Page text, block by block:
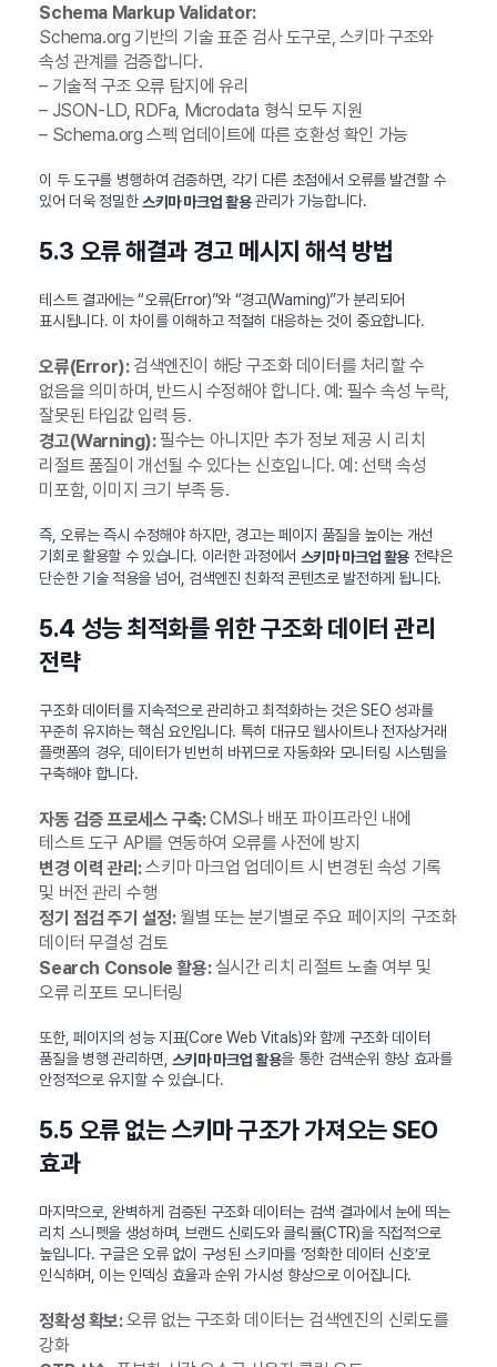
Schema Markup Validator:
Schema.org 기반의 기술 표준 검사 도구로, 스키마 구조와
속성 관계를 검증합니다.
– 기술적 구조 오류 탐지에 유리
– JSON-LD, RDFa, Microdata 형식 모두 지원
– Schema.org 스펙 업데이트에 따른 호환성 확인 가능
이 두 도구를 병행하여 검증하면, 각기 다른 초점에서 오류를 발견할 수
있어 더욱 정밀한스키마 마크업 활용관리가 가능합니다.
5.3 오류 해결과 경고 메시지 해석 방법
테스트 결과에는 “오류(Error)”와 “경고(Warning)”가 분리되어
표시됩니다. 이 차이를 이해하고 적절히 대응하는 것이 중요합니다.
오류(Error):검색엔진이 해당 구조화 데이터를 처리할 수
없음을 의미하며, 반드시 수정해야 합니다. 예: 필수 속성 누락,
잘못된 타입값 입력 등.
경고(Warning):필수는 아니지만 추가 정보 제공 시 리치
리절트 품질이 개선될 수 있다는 신호입니다. 예: 선택 속성
미포함, 이미지 크기 부족 등.
즉, 오류는 즉시 수정해야 하지만, 경고는 페이지 품질을 높이는 개선
기회로 활용할 수 있습니다. 이러한 과정에서 스키마 마크업 활용 전략은
단순한 기술 적용을 넘어, 검색엔진 친화적 콘텐츠로 발전하게 됩니다.
5.4 성능 최적화를 위한 구조화 데이터 관리
전략
구조화 데이터를 지속적으로 관리하고 최적화하는 것은 SEO 성과를
꾸준히 유지하는 핵심 요인입니다. 특히 대규모 웹사이트나 전자상거래
플랫폼의 경우, 데이터가 빈번히 바뀌므로 자동화와 모니터링 시스템을
구축해야 합니다.
자동 검증 프로세스 구축:CMS나 배포 파이프라인 내에
테스트 도구 API를 연동하여 오류를 사전에 방지
변경 이력 관리:스키마 마크업 업데이트 시 변경된 속성 기록
및 버전 관리 수행
정기 점검 주기 설정:월별 또는 분기별로 주요 페이지의 구조화
데이터 무결성 검토
Search Console 활용:실시간 리치 리절트 노출 여부 및
오류 리포트 모니터링
또한, 페이지의 성능 지표(Core Web Vitals)와 함께 구조화 데이터
품질을 병행 관리하면, 스키마 마크업 활용을 통한 검색순위 향상 효과를
안정적으로 유지할 수 있습니다.
5.5 오류 없는 스키마 구조가 가져오는 SEO
효과
마지막으로, 완벽하게 검증된 구조화 데이터는 검색 결과에서 눈에 띄는
리치 스니펫을 생성하며, 브랜드 신뢰도와 클릭률(CTR)을 직접적으로
높입니다. 구글은 오류 없이 구성된 스키마를 ‘정확한 데이터 신호’로
인식하며, 이는 인덱싱 효율과 순위 가시성 향상으로 이어집니다.
정확성 확보:오류 없는 구조화 데이터는 검색엔진의 신뢰도를
강화